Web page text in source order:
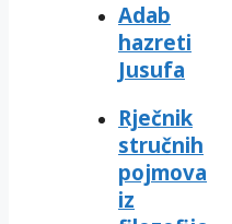
Adab
hazreti
Jusufa
Rječnik
stručnih
pojmova
iz